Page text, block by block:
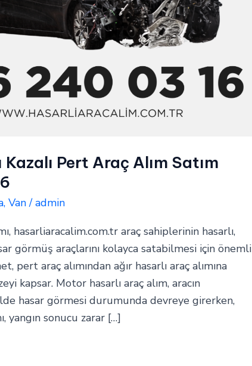
Pert Araç Alım Satım
,Van/admin
hasarliaracalim.com.tr araç sahiplerinin hasarlı,
görmüş araçlarını kolayca satabilmesi için önemli
pert araç alımından ağır hasarlı araç alımına
kapsar. Motor hasarlı araç alım, aracın
hasar görmesi durumunda devreye girerken,
yangın sonucu zarar […]